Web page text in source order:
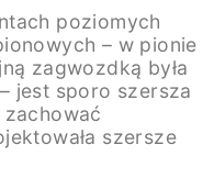
poziomych
– w pionie
zagwozdką była
jest sporo szersza
szersze